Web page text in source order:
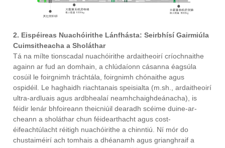
2. Eispéireas Nuachóirithe Lánfhásta: Seirbhísí Gairmiúla
Cuimsitheacha a Sholáthar
Tá na mílte tionscadal nuachóirithe ardaitheoirí críochnaithe
againn ar fud an domhain, a chlúdaíonn cásanna éagsúla
cosúil le foirgnimh tráchtála, foirgnimh chónaithe agus
ospidéil. Le haghaidh riachtanais speisialta (m.sh., ardaitheoirí
ultra-ardluais agus ardbhealaí neamhchaighdeánacha), is
féidir lenár bhfoireann theicniúil dearadh scéime duine-ar-
cheann a sholáthar chun féidearthacht agus cost-
éifeachtúlacht réitigh nuachóirithe a chinntiú. Ní mór do
chustaiméirí ach tomhais a dhéanamh agus grianghraif a